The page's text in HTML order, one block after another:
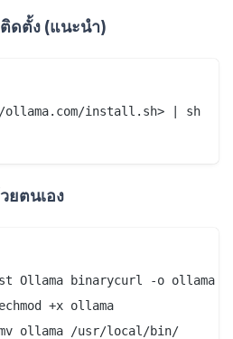
ดตั้ง (แนะนำ)
install.sh> | sh
ยตนเอง
Ollama binarycurl -o ollama
+x ollama
mv ollama /usr/local/bin/